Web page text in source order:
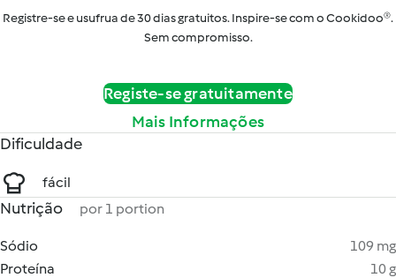
Registre-se e usufrua de 30 dias gratuitos. Inspire-se com o Cookidoo®.
Sem compromisso.
Registe-se gratuitamente
Mais Informações
Dificuldade
fácil
Nutrição por 1 portion
Sódio
109 mg
Proteína
10 g